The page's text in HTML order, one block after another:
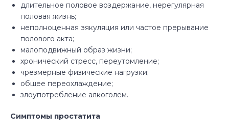
длительное половое воздержание, нерегулярная
половая жизнь; ­
неполноценная эякуляция или частое прерывание
полового акта; ­
малоподвижный образ жизни; ­
хронический стресс, переутомление; ­
чрезмерные физические нагрузки; ­
общее переохлаждение; ­
злоупотребление алкоголем.
Симптомы простатита